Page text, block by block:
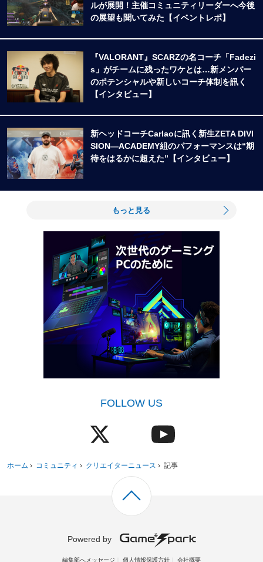
ルが展開！主催コミュニティリーダーへ今後
の展望も聞いてみた【イベントレポ】
『VALORANT』SCARZの名コーチ「Fadezi
s」がチームに残ったワケとは…新メンバー
のポテンシャルや新しいコーチ体制を訊く
【インタビュー】
新ヘッドコーチCarlaoに訊く新生ZETA DIVI
SION―ACADEMY組のパフォーマンスは“期
待をはるかに超えた”【インタビュー】
もっと見る
FOLLOW US
ホーム › コミュニティ › クリエイターニュース › 記事
Powered by
編集部へメッセージ 個人情報保護方針 会社概要